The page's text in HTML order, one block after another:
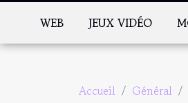
WEB JEUX VIDÉO
Accueil Général